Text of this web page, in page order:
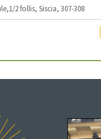
2 follis, Siscia, 307-308